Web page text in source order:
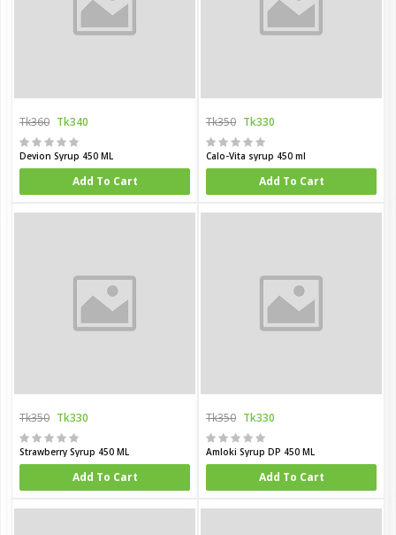
Tk360 Tk340
Devion Syrup 450 ML
Add To Cart
Tk350 Tk330
Calo-Vita syrup 450 ml
Add To Cart
Tk350 Tk330
Strawberry Syrup 450 ML
Add To Cart
Tk350 Tk330
Amloki Syrup DP 450 ML
Add To Cart